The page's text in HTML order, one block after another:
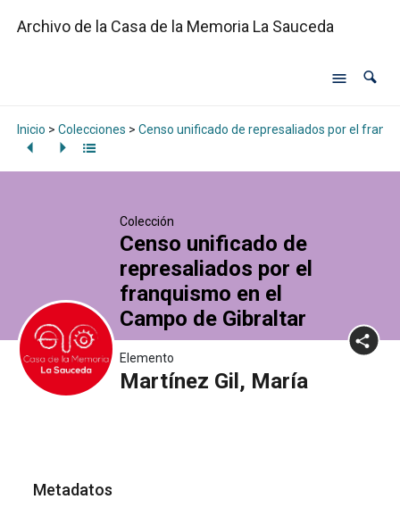
Archivo de la Casa de la Memoria La Sauceda
Inicio > Colecciones > Censo unificado de represaliados por el
Colección
Censo unificado de
represaliados por el
franquismo en el
Campo de Gibraltar
Elemento
Martínez Gil, María
Metadatos